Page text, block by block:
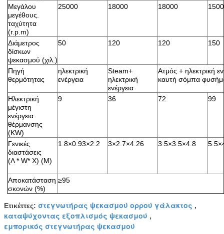
Μεγάλου
μεγέθους.
ταχύτητα
(r.p.m)
25000 18000 18000
Διάμετρος
δίσκων
ψεκασμού (χιλ.)
50 120 120 150
Πηγή
θερμότητας
ηλεκτρική
ενέργεια
Steam+
ηλεκτρική
ενέργεια
Ατμός + ηλεκτρική
καυτή σόμπα
Ηλεκτρική
μέγιστη
ενέργεια
θέρμανσης
(KW)
9 36 72 99
Γενικές
διαστάσεις
(Λ * W* Χ) (Μ)
1.8×0.93×2.2 3×2.7×4.26 3.5×3.5×4.8
Αποκατάσταση
σκονών (%)
≥95
Ετικέττες: στεγνωτήρας ψεκασμού ορρού γάλακτος ,
καταψύχοντας εξοπλισμός ψεκασμού ,
εμπορικός στεγνωτήρας ψεκασμού